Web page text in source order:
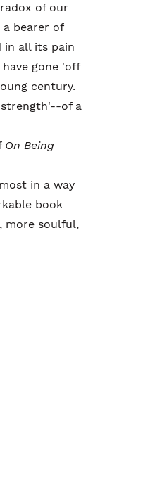
of our
bearer of
in all its pain
gone 'off
century.
of a
On Being
in a way
book
more soulful,